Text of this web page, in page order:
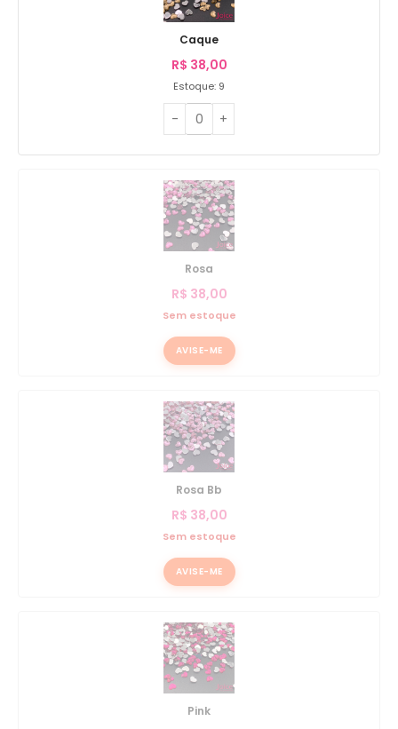
Caque
R$ 38,00
Estoque: 9
Rosa
R$ 38,00
Sem estoque
AVISE-ME
Rosa Bb
R$ 38,00
Sem estoque
AVISE-ME
Pink